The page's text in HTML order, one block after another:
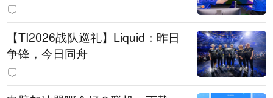
【TI2026战队巡礼】Liquid：昨日
争锋，今日同舟